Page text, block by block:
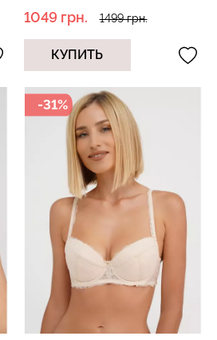
1049 грн. 1499 грн.
КУПИТЬ
-31%